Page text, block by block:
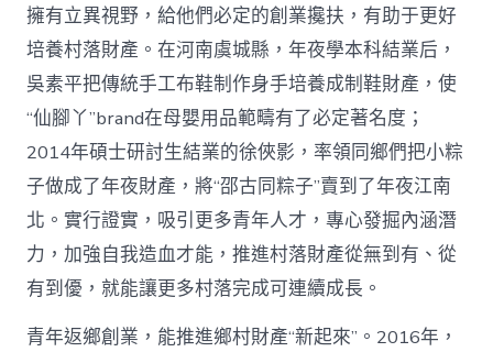
擁有立異視野，給他們必定的創業攙扶，有助于更好
培養村落財產。在河南虞城縣，年夜學本科結業后，
吳素平把傳統手工布鞋制作身手培養成制鞋財產，使
“仙腳丫”brand在母嬰用品範疇有了必定著名度；
2014年碩士研討生結業的徐俠影，率領同鄉們把小粽
子做成了年夜財產，將“邵古同粽子”賣到了年夜江南
北。實行證實，吸引更多青年人才，專心發掘內涵潛
力，加強自我造血才能，推進村落財產從無到有、從
有到優，就能讓更多村落完成可連續成長。
青年返鄉創業，能推進鄉村財產“新起來”。2016年，